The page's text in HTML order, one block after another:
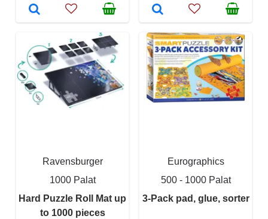
Ravensburger
1000 Palat
Hard Puzzle Roll Mat up
to 1000 pieces
Eurographics
500 - 1000 Palat
3-Pack pad, glue, sorter